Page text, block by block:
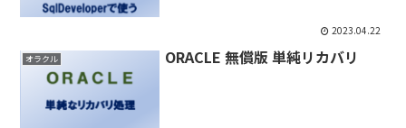
2023.04.22
オラクル ORACLE 無償版 単純リカバリ